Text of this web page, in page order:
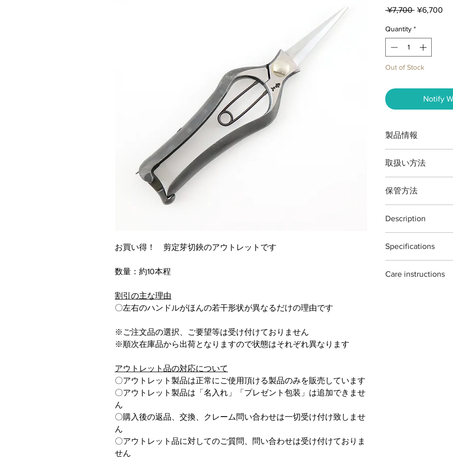
お買い得！ 剪定芽切鋏のアウトレットです
数量：約10本程
割引の主な理由
〇左右のハンドルがほんの若干形状が異なるだけの理由です
※ご注文品の選択、ご要望等は受け付けておりません
※順次在庫品から出荷となりますので状態はそれぞれ異なります
アウトレット品の対応について
〇アウトレット製品は正常にご使用頂ける製品のみを販売しています
〇アウトレット製品は「名入れ」「プレゼント包装」は追加できませ
ん
〇購入後の返品、交換、クレーム問い合わせは一切受け付け致しませ
ん
〇アウトレット品に対してのご質問、問い合わせは受け付けておりま
せん
¥7,700 Regular
¥6,700
Quantity *
Out of Stock
Notify
製品情報
取扱い方法
（刃先）までです。
ビカクシダ・盆栽や
植物以外の切断、
ございますご注意く
※灌木・造花・針金
保管方法
取り道具箱や室内で
をふき取る際に刃物
ご自分で刃を研ぎ直
ナーをお使い頂く
石も販売しておりま
Description
The T17 Indoor
garden use. ideal for
each piece is hand
Specifications
Size : ２００mm
Care instructions